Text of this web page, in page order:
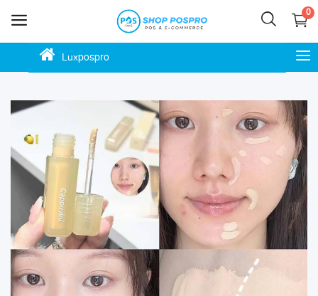
0
Luxpospro
លក់
នេះ
ភោជនីយដ្ឋាន
ហាងកាហ្វេ
ហាងម៉ាត
ហាងលក់ចាប់ហួយ
ស្កុក ឃ្លាំង ទំនិញ